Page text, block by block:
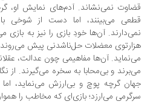
نمی‌نشاند. آدم‌های نمایش او، گرچه
می‌بینند، اما دست از شوخی با
آن‌ها خودِ بازی را نیز به بازی
معضلات حل‌ناشدنی پیش می‌روند، طبع
آن‌ها مفاهیمی چون عدالت، عقلانیت و
و بی‌محابا به سخره می‌گیرند. از نگاه
گرچه پوچ و بی‌ارزش می‌نماید، اما
می‌ارزد؛ بازی‌ای که مخاطب را همواره